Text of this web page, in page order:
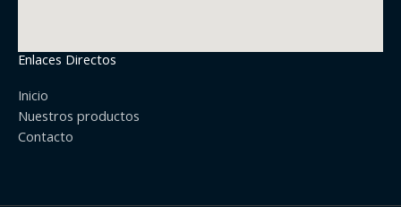
Enlaces Directos
Inicio
Nuestros productos
Contacto